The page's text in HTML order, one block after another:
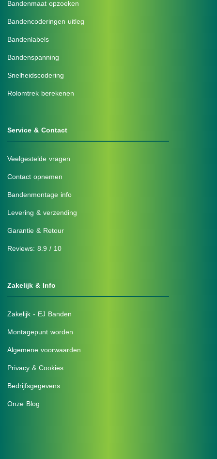
Bandenmaat opzoeken
Bandencoderingen uitleg
Bandenlabels
Bandenspanning
Snelheidscodering
Rolomtrek berekenen
Service & Contact
Veelgestelde vragen
Contact opnemen
Bandenmontage info
Levering & verzending
Garantie & Retour
Reviews: 8.9 / 10
Zakelijk & Info
Zakelijk - EJ Banden
Montagepunt worden
Algemene voorwaarden
Privacy & Cookies
Bedrijfsgegevens
Onze Blog